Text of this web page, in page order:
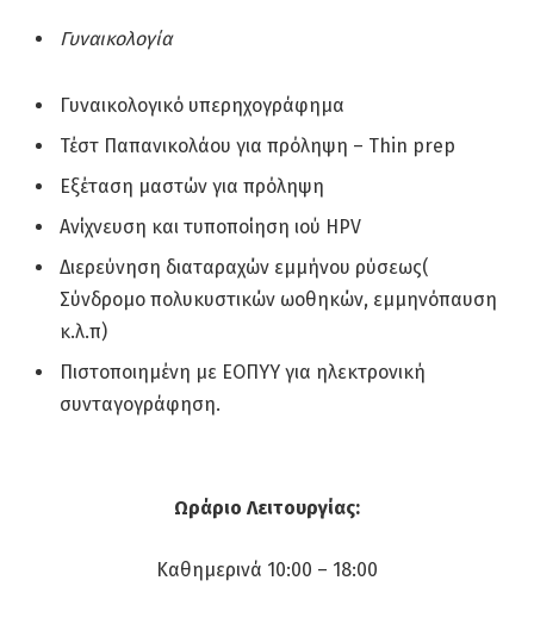
Γυναικολογία
Γυναικολογικό υπερηχογράφημα
Τέστ Παπανικολάου για πρόληψη – Thin prep
Εξέταση μαστών για πρόληψη
Ανίχνευση και τυποποίηση ιού HPV
Διερεύνηση διαταραχών εμμήνου ρύσεως(
Σύνδρομο πολυκυστικών ωοθηκών, εμμηνόπαυση
κ.λ.π)
Πιστοποιημένη με ΕΟΠΥΥ για ηλεκτρονική
συνταγογράφηση.
Ωράριο Λειτουργίας:
Καθημερινά 10:00 – 18:00